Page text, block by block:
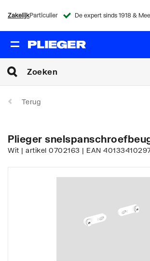
ZakelijkParticulier
Terug
Plieger
Wit | artikel 0702163 | EAN